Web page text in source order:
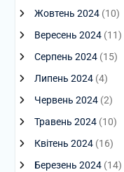
Жовтень 2024(10)
Вересень 2024(11)
Серпень 2024(15)
Липень 2024(4)
Червень 2024(2)
Травень 2024(10)
Квітень 2024(16)
Березень 2024(14)